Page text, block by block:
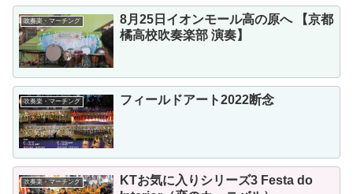
吹奏楽・マーチング
8月25日イオンモール高の原へ 【京都
橘高校吹奏楽部 演奏】
吹奏楽・マーチング フィールドアート2022断念
吹奏楽・マーチング
KTお気に入りシリーズ3 Festa do